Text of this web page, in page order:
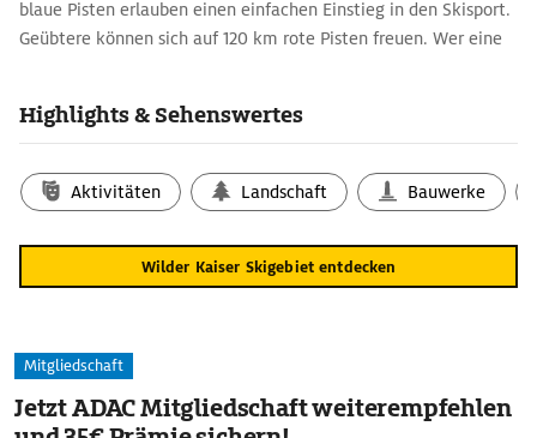
blaue Pisten erlauben einen einfachen Einstieg in den Skisport.
Geübtere können sich auf 120 km rote Pisten freuen. Wer eine
Geschwindigkeitsmessung für alle, die den sportlichen Vergleich
Snowboardfans und Freerider. Die Skisaison beginnt am Wilden
Kaiser im November und dauert bis in den April hinein an.
Sollte der Schnee ausbleiben, sind 90% der Pisten beschneibar.
Das Skigebiet am Wilden Kaiser umfasst die Ortschaften
aus möglich.
Highlights & Sehenswertes
Aktivitäten Landschaft Bauwerke
Wilder Kaiser Skigebiet entdecken
Mitgliedschaft
Jetzt ADAC Mitgliedschaft weiterempfehlen